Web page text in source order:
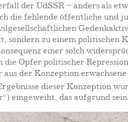
der UdSSR – anders als
die fehlende öffentliche und
sondern zu einem politischen
einer solch
die Opfer politischer
der Konzeption
dieser Konzeption
eingeweiht, das aufgrund